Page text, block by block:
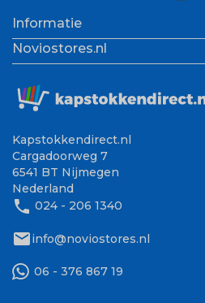
Informatie
Noviostores.nl
Kapstokkendirect.nl
Cargadoorweg 7
6541 BT Nijmegen
Nederland
phone 024 - 206 1340
mailinfo@noviostores.nl
06 - 376 867 19